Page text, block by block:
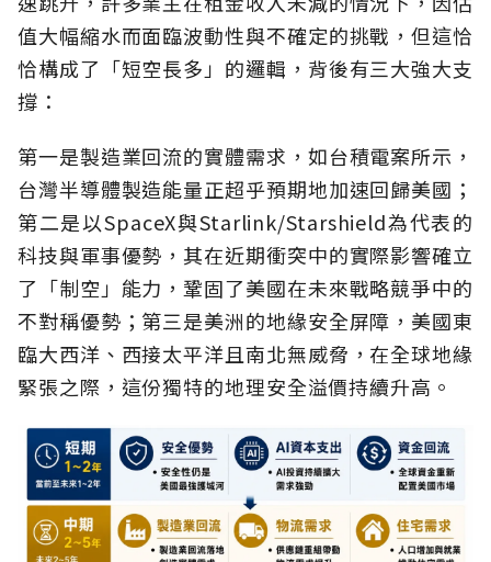
值大幅縮水而面臨波動性與不確定的挑戰，但這恰
恰構成了「短空長多」的邏輯，背後有三大強大支
撐：
第一是製造業回流的實體需求，如台積電案所示，
台灣半導體製造能量正超乎預期地加速回歸美國；
第二是以SpaceX與Starlink/Starshield為代表的
科技與軍事優勢，其在近期衝突中的實際影響確立
了「制空」能力，鞏固了美國在未來戰略競爭中的
不對稱優勢；第三是美洲的地緣安全屏障，美國東
臨大西洋、西接太平洋且南北無威脅，在全球地緣
緊張之際，這份獨特的地理安全溢價持續升高。